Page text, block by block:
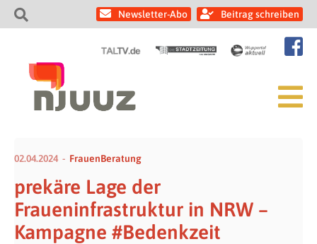
Newsletter-Abo Beitrag schreiben
02.04.2024 FrauenBeratung
prekäre Lage der
Fraueninfrastruktur in NRW –
Kampagne #Bedenkzeit